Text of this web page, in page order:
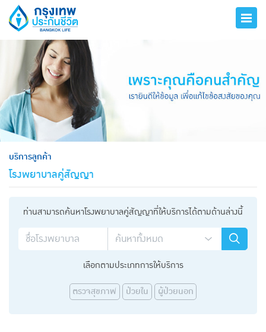
บริการลูกค้า
โรงพยาบาลคู่สัญญา
ท่านสามารถค้นหาโรงพยาบาลคู่สัญญาที่ให้บริการได้ตามด้านล่างนี้
เลือกตามประเภทการให้บริการ
ตรวจสุขภาพ ป่วยใน ผู้ป่วยนอก